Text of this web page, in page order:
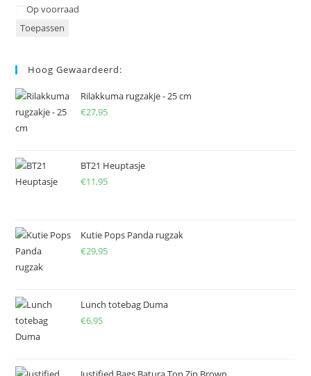
Status
Op voorraad
Toepassen
Hoog Gewaardeerd:
Rilakkuma rugzakje - 25 cm
€27,95
BT21 Heuptasje
€11,95
Kutie Pops Panda rugzak
€29,95
Lunch totebag Duma
€6,95